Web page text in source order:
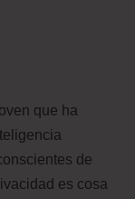
que ha
de
es cosa